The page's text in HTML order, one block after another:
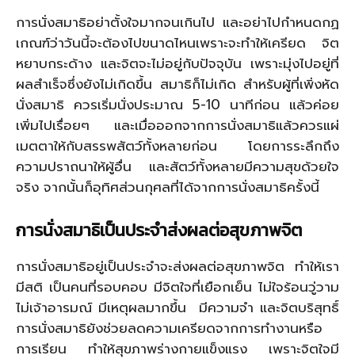
การนั่งสมาธิอย่าตั้งใจมากจนเกินไป และอย่าไปกำหนดกฏ
เกณฑ์ว่าวันนี้จะต้องไปขนาดไหนเพราะจะทำให้เครียด จิต
หยาบกระด้าง และจิตจะไม่อยู่กับปัจจุบัน เพราะมุ่งไปอยู่ที่
ผลสำเร็จซึ่งยังไม่เกิดขึ้น สมาธิก็ไม่เกิด สำหรับผู้ที่เพิ่งหัด
นั่งสมาธิ ควรเริ่มนั่งประมาณ 5-10 นาทีก่อน แล้วค่อย
เพิ่มไปเรื่อยๆ และเมื่อออกจากการนั่งสมาธิแล้วควรแผ่
เมตตาให้กับสรรพสัตว์ทั้งหลายก่อน โดยการระลึกถึง
ความปราถนาให้ผู้อื่น และสัตว์ทั้งหลายมีความสุขด้วยใจ
จริง จากนั้นก็อุทิศส่วนกุศลที่ได้จากการนั่งสมาธิครั้งนี้
การนั่งสมาธิเป็นประจำส่งผลต่อสุขภาพจิต
การนั่งสมาธิอยู่เป็นประจำจะส่งผลต่อสุขภาพจิต ทำให้เรา
มีสติ เป็นคนที่รอบคอบ มีจิตใจที่เยือกเย็น ไม่ใจร้อนวู่วาม
ไม่เจ้าอารมณ์ มีเหตุผลมากขึ้น มีความจำ และจิตบริสุทธิ์
การนั่งสมาธิยังช่วยลดความเครียดจากการทำงานหรือ
การเรียน ทำให้สุขภาพร่างกายแข็งแรง เพราะจิตใจมี